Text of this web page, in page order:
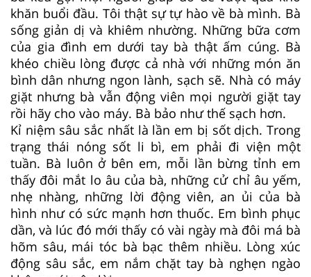
khăn buổi đầu. Tôi thật sự tự hào về bà mình. Bà
sống giản dị và khiêm nhường. Những bữa cơm
của gia đình em dưới tay bà thật ấm cúng. Bà
khéo chiều lòng được cả nhà với những món ăn
bình dân nhưng ngon lành, sạch sẽ. Nhà có máy
giặt nhưng bà vẫn động viên mọi người giặt tay
rồi hãy cho vào máy. Bà bảo như thế sạch hơn.
Kỉ niệm sâu sắc nhất là lần em bị sốt dịch. Trong
trạng thái nóng sốt li bì, em phải đi viện một
tuần. Bà luôn ở bên em, mỗi lần bừng tỉnh em
thấy đôi mắt lo âu của bà, những cử chỉ âu yếm,
nhẹ nhàng, những lời động viên, an ủi của bà
hình như có sức mạnh hơn thuốc. Em bình phục
dần, và lúc đó mới thấy có vài ngày mà đôi má bà
hõm sâu, mái tóc bà bạc thêm nhiều. Lòng xúc
động sâu sắc, em nắm chặt tay bà nghẹn ngào